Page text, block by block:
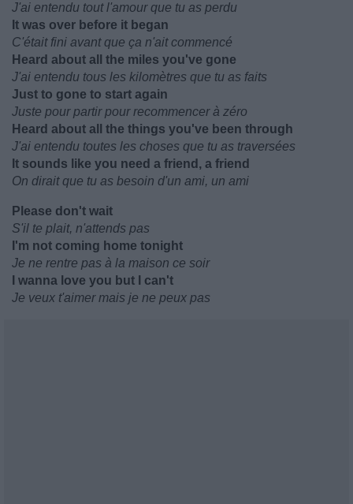
J'ai entendu tout l'amour que tu as perdu
It was over before it began
C'était fini avant que ça n'ait commencé
Heard about all the miles you've gone
J'ai entendu tous les kilomètres que tu as faits
Just to gone to start again
Juste pour partir pour recommencer à zéro
Heard about all the things you've been through
J'ai entendu toutes les choses que tu as traversées
It sounds like you need a friend, a friend
On dirait que tu as besoin d'un ami, un ami
Please don't wait
S'il te plait, n'attends pas
I'm not coming home tonight
Je ne rentre pas à la maison ce soir
I wanna love you but I can't
Je veux t'aimer mais je ne peux pas